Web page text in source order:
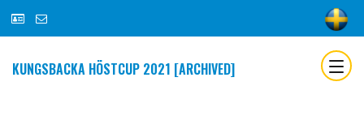
KUNGSBACKA HÖSTCUP 2021 [ARCHIVED]